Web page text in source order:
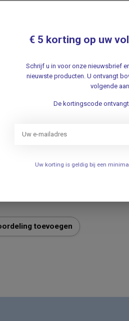
afhankelijk van de
industrie.
toevoegen
€ 5 korting op uw
Schrijf u in voor onze nieuwsbrief
nieuwste producten. U ontvangt
volgende
De kortingscode
Uw korting is geldig bij een